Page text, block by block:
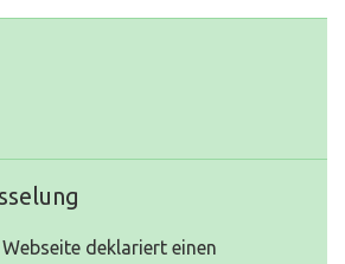
deklariert einen